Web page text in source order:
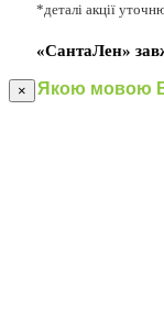
*деталі акції
«СантаЛен»
×
Якою мовою